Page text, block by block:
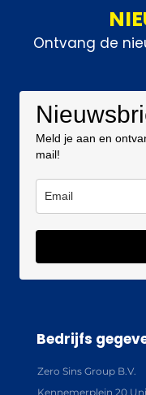
Ontvang de
Meld je aan en
mail!
Bedrijfs
Zero Sins Group B.V.
Kennemerplein 20